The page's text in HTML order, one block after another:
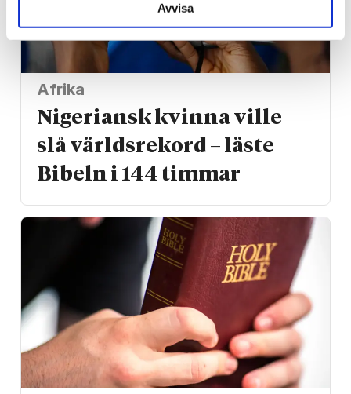
Avvisa
Afrika
Nigeriansk kvinna ville
slå världs­rekord – läste
Bibeln i 144 timmar